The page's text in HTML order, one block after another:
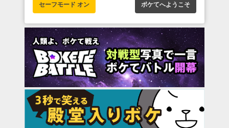
セーフモード オン ボケてへようこそ